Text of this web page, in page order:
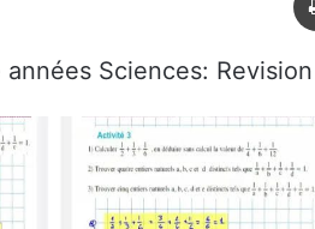
années Sciences: